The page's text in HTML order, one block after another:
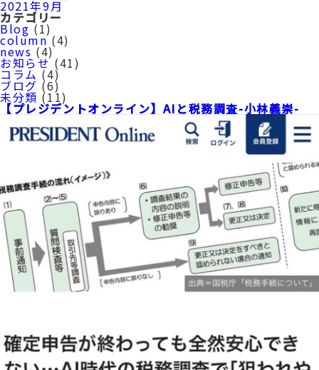
2021年9月
カテゴリー
Blog (1)
column(4)
news (4)
お知らせ(41)
コラム (4)
ブログ (6)
未分類 (11)
【プレジデントオンライン】AIと税務調査-小林義崇-